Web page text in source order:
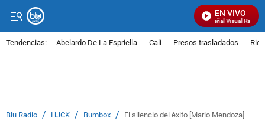
EN VIVO
Señal Visual Radio
Tendencias: Abelardo De La Espriella Cali Presos trasladados
Blu Radio / HJCK / Bumbox / El silencio del éxito [Mario Mendoza]